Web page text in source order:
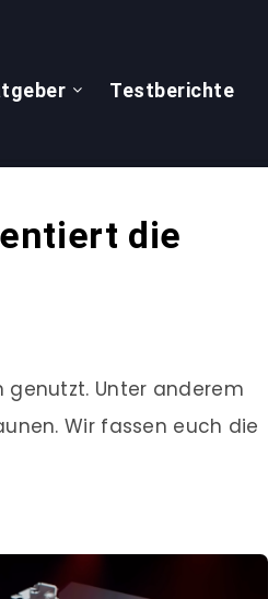
Testberichte
die
genutzt. Unter anderem
Wir fassen euch die